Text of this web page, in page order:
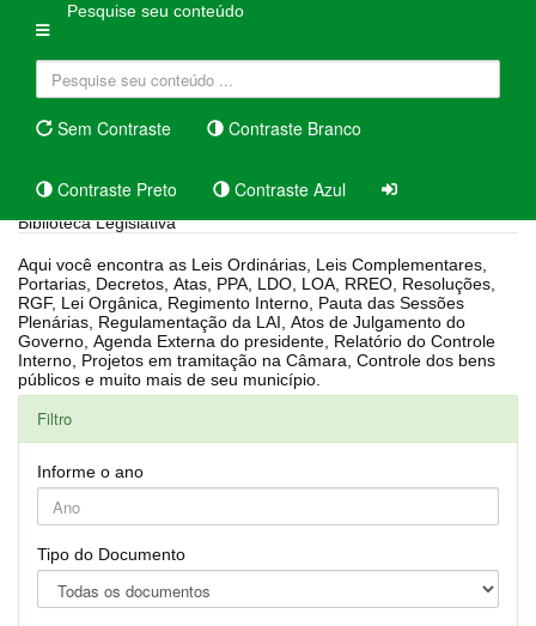
Pesquise seu conteúdo
Sem Contraste Contraste Branco
Contraste Preto Contraste Azul
Biblioteca Legislativa
Aqui você encontra as Leis Ordinárias, Leis Complementares,
Portarias, Decretos, Atas, PPA, LDO, LOA, RREO, Resoluções,
RGF, Lei Orgânica, Regimento Interno, Pauta das Sessões
Plenárias, Regulamentação da LAI, Atos de Julgamento do
Governo, Agenda Externa do presidente, Relatório do Controle
Interno, Projetos em tramitação na Câmara, Controle dos bens
públicos e muito mais de seu município.
Filtro
Informe o ano
Tipo do Documento